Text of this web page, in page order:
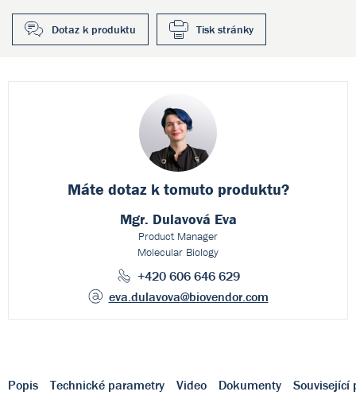
Dotaz k produktu Tisk stránky
Máte dotaz k tomuto produktu?
Mgr. Dulavová Eva
Product Manager
Molecular Biology
+420 606 646 629
eva.dulavova@biovendor.com
Popis Technické parametry Video Dokumenty Související